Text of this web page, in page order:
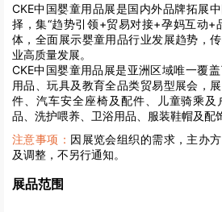
CKE中国婴童用品展是国内外品牌拓展
择，集“趋势引领+贸易对接+孕妈互动+
体，全面展示婴童用品行业发展趋势，
业高质量发展。
CKE中国婴童用品展是亚洲区域唯一覆
用品、玩具及教育全品类贸易型展会，
件、汽车安全座椅及配件、儿童骑乘及
品、洗护喂养、卫浴用品、服装鞋帽及配
注意事项： 因展览会组织的需求，主办
及调整，不另行通知。
展品范围